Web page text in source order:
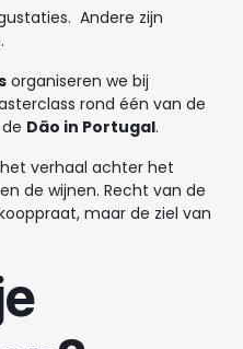
Andere zijn
organiseren we bij
rond één van de
Dão in Portugal.
verhaal achter het
de wijnen. Recht van de
maar de ziel van